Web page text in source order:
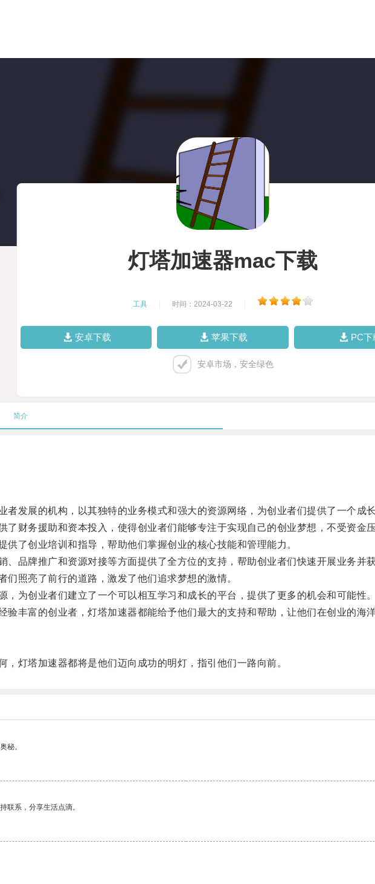
灯塔加速器mac下载
工具 时间：2024-03-22
安卓下载 苹果下载 PC下
安卓市场，安全绿色
简介
发展的机构，以其独特的业务模式和强大的资源网络，为创业者们提供了一个成长
财务援助和资本投入，使得创业者们能够专注于实现自己的创业梦想，不受资金压
了创业培训和指导，帮助他们掌握创业的核心技能和管理能力。
品牌推广和资源对接等方面提供了全方位的支持，帮助创业者们快速开展业务并获
照亮了前行的道路，激发了他们追求梦想的激情。
为创业者们建立了一个可以相互学习和成长的平台，提供了更多的机会和可能性。
丰富的创业者，灯塔加速器都能给予他们最大的支持和帮助，让他们在创业的海洋
灯塔加速器都将是他们迈向成功的明灯，指引他们一路向前。
秘。
联系，分享生活点滴。